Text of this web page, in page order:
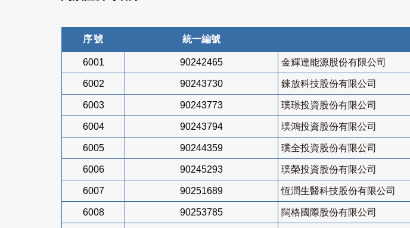
序號 統一編號
6001 90242465 金輝達能源股份有限公司
6002 90243730 錸放科技股份有限公司
6003 90243773 璞璟投資股份有限公司
6004 90243794 璞鴻投資股份有限公司
6005 90244359 璞全投資股份有限公司
6006 90245293 璞榮投資股份有限公司
6007 90251689 恆潤生醫科技股份有限公司
6008 90253785 闊格國際股份有限公司